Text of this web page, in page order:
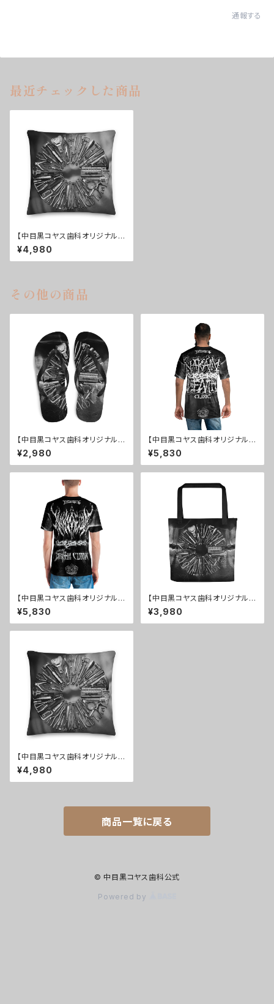
通報する
最近チェックした商品
【中目黒コヤス歯科オリジナル】
プレミアムクッション
¥4,980
その他の商品
【中目黒コヤス歯科オリジナル】
ビーチサンダル
¥2,980
【中目黒コヤス歯科オリジナル】
メンズTシャツ Ver.01
¥5,830
【中目黒コヤス歯科オリジナル】
メンズTシャツ ver.2.0
¥5,830
【中目黒コヤス歯科オリジナル】
トートバック
¥3,980
【中目黒コヤス歯科オリジナル】
プレミアムクッション
¥4,980
商品一覧に戻る
© 中目黒コヤス歯科公式
Powered by